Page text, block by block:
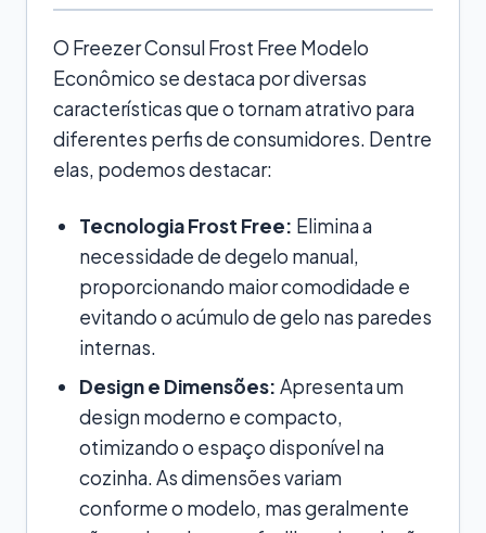
O Freezer Consul Frost Free Modelo
Econômico se destaca por diversas
características que o tornam atrativo para
diferentes perfis de consumidores. Dentre
elas, podemos destacar:
Tecnologia Frost Free: Elimina a
necessidade de degelo manual,
proporcionando maior comodidade e
evitando o acúmulo de gelo nas paredes
internas.
Design e Dimensões: Apresenta um
design moderno e compacto,
otimizando o espaço disponível na
cozinha. As dimensões variam
conforme o modelo, mas geralmente